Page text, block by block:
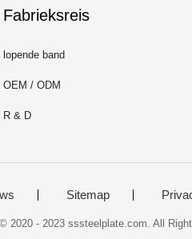
Fabrieksreis
lopende band
OEM / ODM
R & D
Sitemap
2020 - 2023 sssteelplate.com. All